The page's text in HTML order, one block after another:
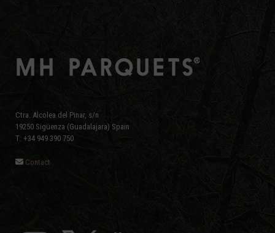
Ctra. Alcolea del Pinar, s/n
19250 Sigüenza (Guadalajara) Spain
T: +34 949 390 750
Contact